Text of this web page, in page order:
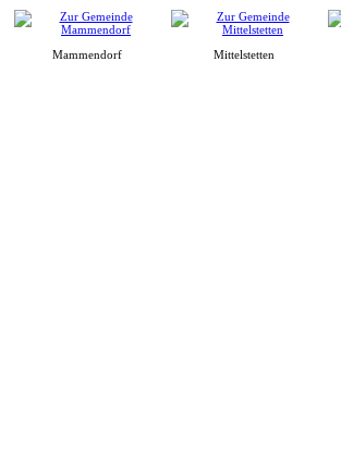
Mammendorf Mittelstetten